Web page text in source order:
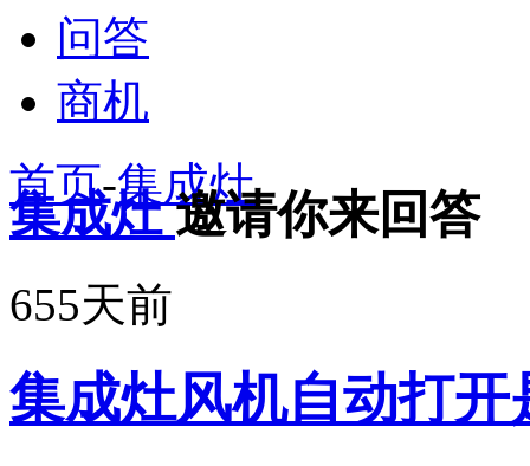
问答
商机
首页-集成灶
集成灶邀请你来回答
655天前
集成灶风机自动打开